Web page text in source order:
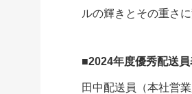
ルの輝きとその重さ
■2024年度優秀配送
田中配送員（本社営